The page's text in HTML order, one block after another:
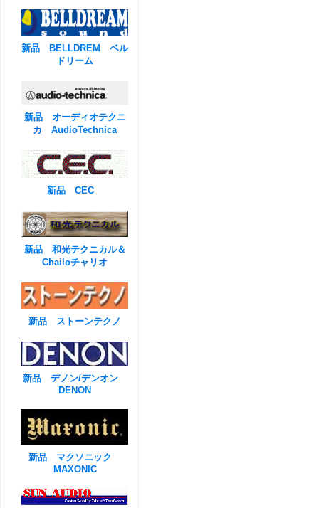
新品 BELLDREM ベル
ドリーム
新品 オーディオテクニ
カ AudioTechnica
新品 CEC
新品 和光テクニカル＆
Chailoチャリオ
新品 ストーンテクノ
新品 デノン/デンオン
DENON
新品 マクソニック
MAXONIC